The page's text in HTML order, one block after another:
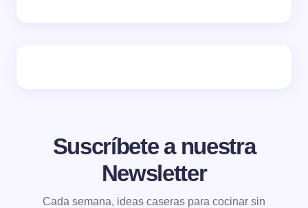
Suscríbete a nuestra
Newsletter
Cada semana, ideas caseras para cocinar sin